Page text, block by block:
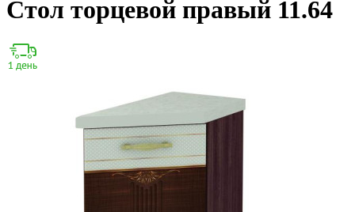
Стол торцевой правый 11.64